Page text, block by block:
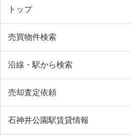
トップ
売買物件検索
沿線・駅から検索
売却査定依頼
石神井公園駅賃貸情報